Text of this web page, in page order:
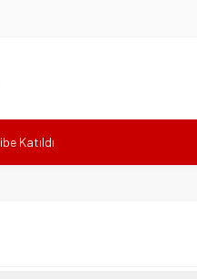
Arenada Madalya Yağmuru